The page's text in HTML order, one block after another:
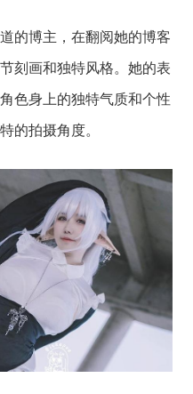
的博主，在翻阅她的博客
刻画和独特风格。她的表
色身上的独特气质和个性
的拍摄角度。